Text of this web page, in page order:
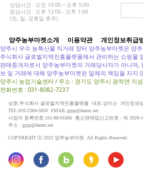
상담시간 : 오전 10:00 ~ 오후 5:00
점심시간 : 오후 12:00 - 오후 1:00
(토, 일, 공휴일 휴무)
양주농부마켓소개 이용약관 개인정보취급
양주시 우수 농특산물 직거래 장터 양주농부마켓은 양
주식회사 글로벌지역진흥플랫폼에서 관리하는 쇼핑몰
판매중개자로서 양주농부마켓의 거래당사자가 아니며,
보 및 거래에 대해 양주농부마켓은 일체의 책임을 지지
양주시 농업기술센터 / 주소 : 경기도 양주시 광적면 지
전화번호 : 031-8082-7237
상호:주식회사 글로벌지역진흥플랫폼 대표:강미소 개인정보
TEL:010-2384-5850 EMAIL:grpp@daum.net
사업자 등록번호:161-88-01660 통신판매업신고번호 : 제 2020-
주소 : grpp@daum.net
COPYRIGHT ⓒ 2022 양주농부마켓. All Rights Reserved.